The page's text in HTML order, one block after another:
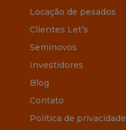
Locação de pesados
Clientes Let’s
Seminovos
Investidores
Blog
Contato
Política de privacidade